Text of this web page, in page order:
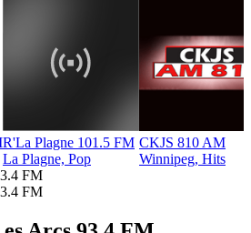
R'La Plagne 101.5 FM
La Plagne, Pop
CKJS 810 AM
Winnipeg, Hits
FM
FM